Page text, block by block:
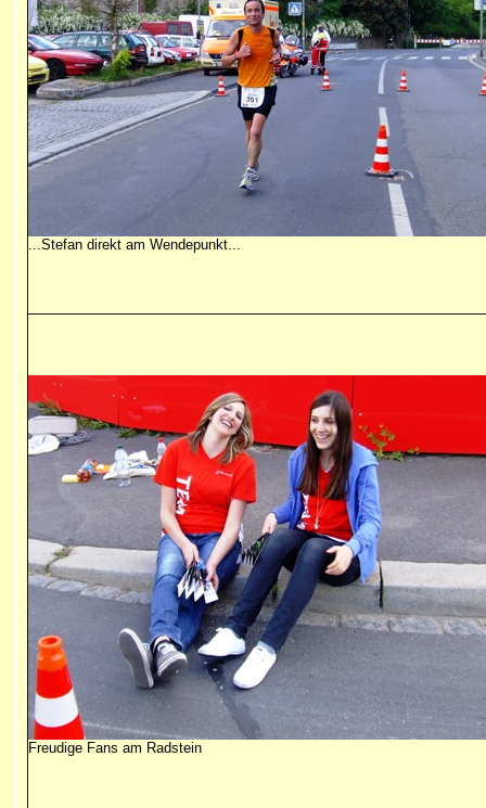
...Stefan direkt am Wendepunkt...
Freudige Fans am Radstein